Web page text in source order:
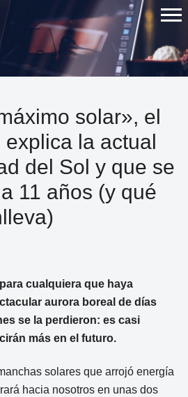
solar», el
la actual
del Sol y que se
11 años (y qué
cualquiera que haya
aurora boreal de días
se la perdieron: es casi
más en el futuro.
solares que arrojó energía
hacia nosotros en unas dos